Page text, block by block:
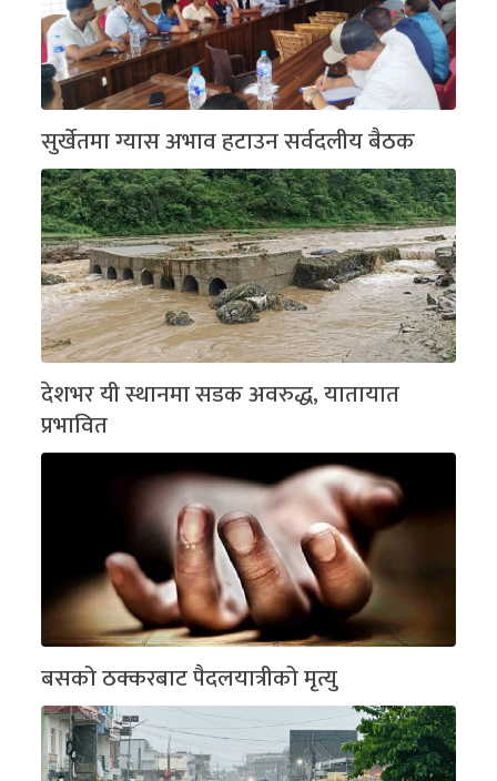
सुर्खेतमा ग्यास अभाव हटाउन सर्वदलीय बैठक
देशभर यी स्थानमा सडक अवरुद्ध, यातायात
प्रभावित
बसको ठक्करबाट पैदलयात्रीको मृत्यु